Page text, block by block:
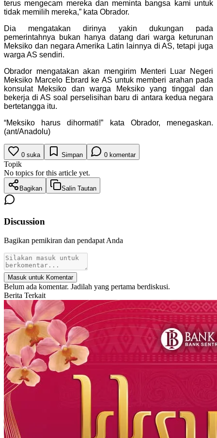
terus mengecam mereka dan meminta bangsa kami untuk
tidak memilih mereka,” kata Obrador.
Dia mengatakan dirinya yakin dukungan pada
pemerintahnya bukan hanya datang dari warga keturunan
Meksiko dan negara Amerika Latin lainnya di AS, tetapi juga
warga AS sendiri.
Obrador mengatakan akan mengirim Menteri Luar Negeri
Meksiko Marcelo Ebrard ke AS untuk memberi arahan pada
konsulat Meksiko dan warga Meksiko yang tinggal dan
bekerja di AS soal perselisihan baru di antara kedua negara
bertetangga itu.
“Meksiko harus dihormati!” kata Obrador, menegaskan.
(ant/Anadolu)
0 suka Simpan 0 komentar
Topik
No topics for this article yet.
Bagikan Salin Tautan
Discussion
Bagikan pemikiran dan pendapat Anda
Masuk untuk Komentar
Belum ada komentar. Jadilah yang pertama berdiskusi.
Berita Terkait